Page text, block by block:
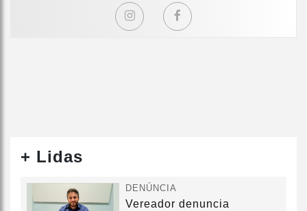
+ Lidas
DENÚNCIA
Vereador denuncia